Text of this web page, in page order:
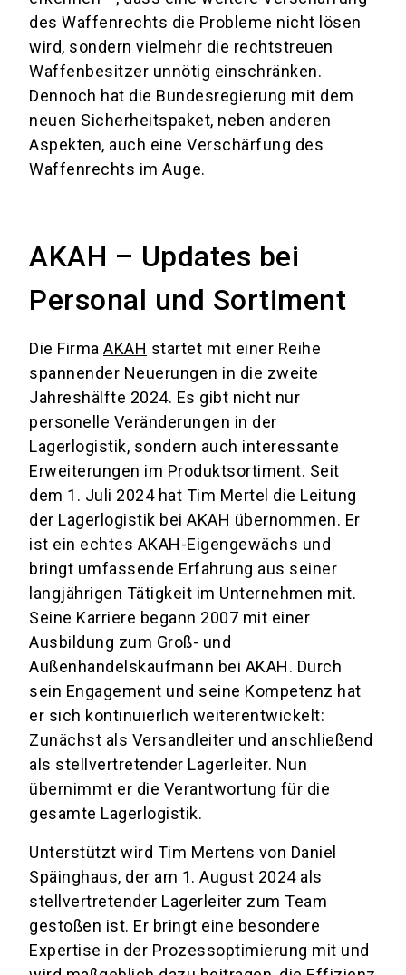
des Waffenrechts die Probleme nicht lösen
wird, sondern vielmehr die rechtstreuen
Waffenbesitzer unnötig einschränken.
Dennoch hat die Bundesregierung mit dem
neuen Sicherheitspaket, neben anderen
Aspekten, auch eine Verschärfung des
Waffenrechts im Auge.
AKAH – Updates bei
Personal und Sortiment
Die Firma AKAH startet mit einer Reihe
spannender Neuerungen in die zweite
Jahreshälfte 2024. Es gibt nicht nur
personelle Veränderungen in der
Lagerlogistik, sondern auch interessante
Erweiterungen im Produktsortiment. Seit
dem 1. Juli 2024 hat Tim Mertel die Leitung
der Lagerlogistik bei AKAH übernommen. Er
ist ein echtes AKAH-Eigengewächs und
bringt umfassende Erfahrung aus seiner
langjährigen Tätigkeit im Unternehmen mit.
Seine Karriere begann 2007 mit einer
Ausbildung zum Groß- und
Außenhandelskaufmann bei AKAH. Durch
sein Engagement und seine Kompetenz hat
er sich kontinuierlich weiterentwickelt:
Zunächst als Versandleiter und anschließend
als stellvertretender Lagerleiter. Nun
übernimmt er die Verantwortung für die
gesamte Lagerlogistik.
Unterstützt wird Tim Mertens von Daniel
Späinghaus, der am 1. August 2024 als
stellvertretender Lagerleiter zum Team
gestoßen ist. Er bringt eine besondere
Expertise in der Prozessoptimierung mit und